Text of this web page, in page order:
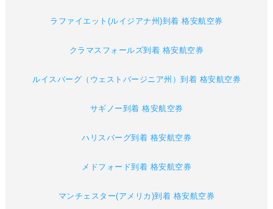
ラファイエット(ルイジアナ州)到着 格安航空券
クラマスフォールズ到着 格安航空券
ルイスバーグ（ウェストバージニア州）到着 格安航空券
サギノー到着 格安航空券
ハリスバーグ到着 格安航空券
メドフォード到着 格安航空券
マンチェスター(アメリカ)到着 格安航空券